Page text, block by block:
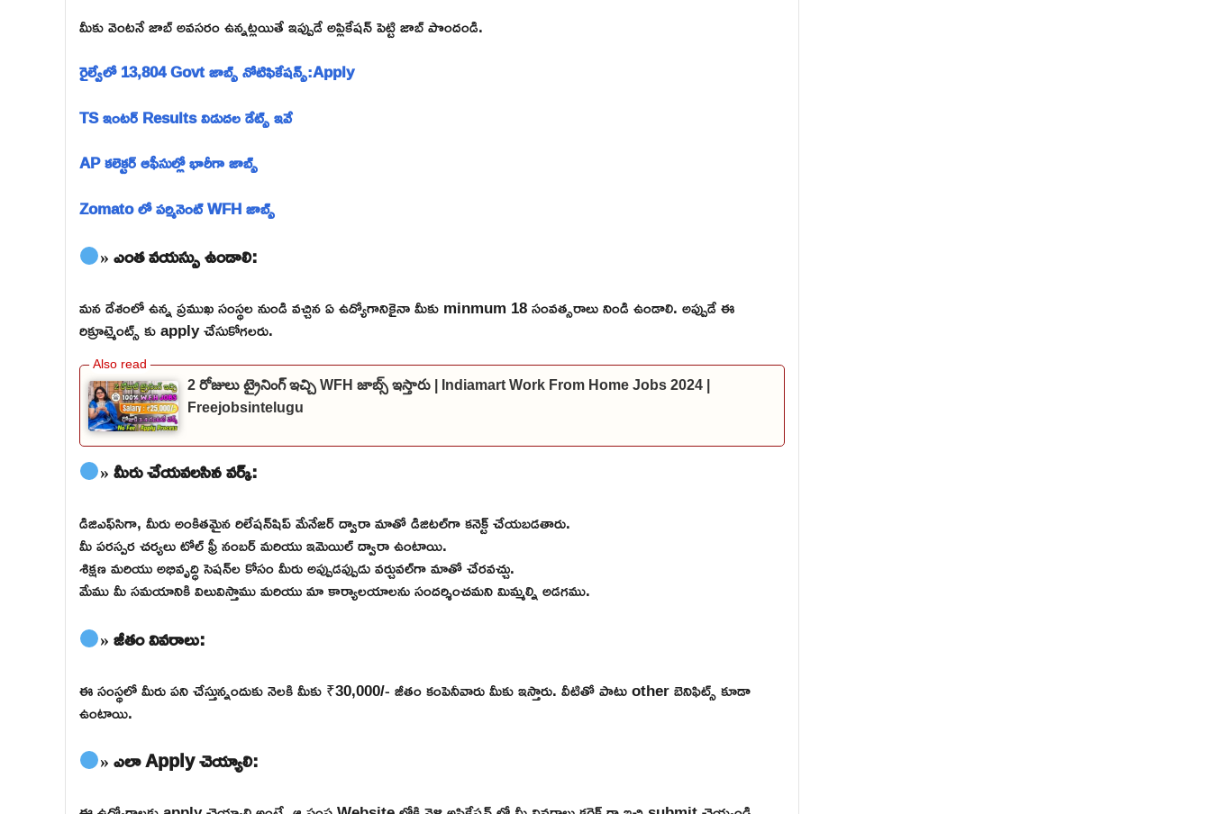
మీకు వెంటనే జాబ్ అవసరం ఉన్నట్లయితే ఇప్పుడే అప్లికేషన్ పెట్టి జాబ్ పొందండి.
రైల్వేలో 13,804 Govt జాబ్స్ నోటిఫికేషన్స్:Apply
TS ఇంటర్ Results విడుదల డేట్స్ ఇవే
AP కలెక్టర్ ఆఫీసుల్లో భారీగా జాబ్స్
Zomato లో పర్మినెంట్ WFH జాబ్స్
» ఎంత వయస్సు ఉండాలి:
మన దేశంలో ఉన్న ప్రముఖ సంస్థల నుండి వచ్చిన ఏ ఉద్యోగానికైనా మీకు minmum 18 సంవత్సరాలు నిండి ఉండాలి. అప్పుడే ఈ
రిక్రూట్మెంట్స్ కు apply చేసుకోగలరు.
2 రోజులు ట్రైనింగ్ ఇచ్చి WFH జాబ్స్ ఇస్తారు | Indiamart Work From Home Jobs 2024 |
Freejobsintelugu
» మీరు చేయవలసిన వర్క్:
డిజిఎఫ్‌సిగా, మీరు అంకితమైన రిలేషన్‌షిప్ మేనేజర్ ద్వారా మాతో డిజిటల్‌గా కనెక్ట్ చేయబడతారు.
మీ పరస్పర చర్యలు టోల్ ఫ్రీ నంబర్ మరియు ఇమెయిల్ ద్వారా ఉంటాయి.
శిక్షణ మరియు అభివృద్ధి సెషన్‌ల కోసం మీరు అప్పుడప్పుడు వర్చువల్‌గా మాతో చేరవచ్చు.
మేము మీ సమయానికి విలువిస్తాము మరియు మా కార్యాలయాలను సందర్శించమని మిమ్మల్ని అడగము.
» జీతం వివరాలు:
ఈ సంస్థలో మీరు పని చేస్తున్నందుకు నెలకి మీకు ₹30,000/- జీతం కంపెనీవారు మీకు ఇస్తారు. వీటితో పాటు other బెనిఫిట్స్ కూడా
ఉంటాయి.
» ఎలా Apply చెయ్యాలి: